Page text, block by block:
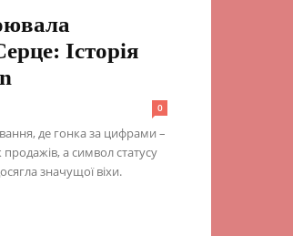
Історія
0
де гонка за цифрами –
а символ статусу
значущої віхи.